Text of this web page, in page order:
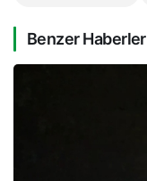
Benzer Haberler